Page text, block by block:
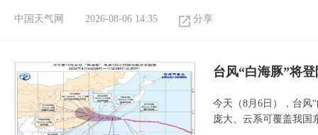
中国天气网 2026-08-06 14:35 分享
台风“白海豚”将
今天（8月6日），台风
庞大、云系可覆盖我国